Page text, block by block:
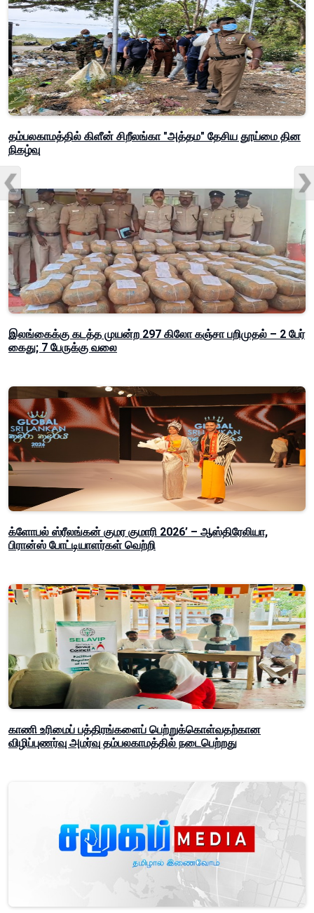
தம்பலகாமத்தில் கிளீன் சிறீலங்கா "அத்தம" தேசிய தூய்மை தின
நிகழ்வு
இலங்கைக்கு கடத்த முயன்ற 297 கிலோ கஞ்சா பறிமுதல் – 2 பேர்
கைது; 7 பேருக்கு வலை
க்ளோபல் ஸ்ரீலங்கன் குமர குமாரி 2026’ – ஆஸ்திரேலியா,
பிரான்ஸ் போட்டியாளர்கள் வெற்றி
காணி உரிமைப் பத்திரங்களைப் பெற்றுக்கொள்வதற்கான
விழிப்புணர்வு அமர்வு தம்பலகாமத்தில் நடைபெற்றது